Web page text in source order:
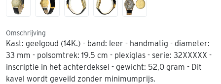
Omschrijving
Kast: geelgoud (14K.) - band: leer - handmatig - diameter:
33 mm - polsomtrek: 19.5 cm - plexiglas - serie: 32XXXXX -
inscriptie in het achterdeksel - gewicht: 52,0 gram - Dit
kavel wordt geveild zonder minimumprijs.